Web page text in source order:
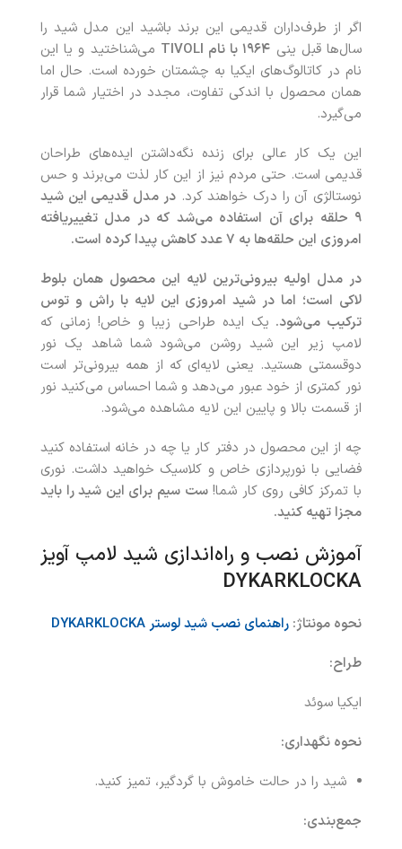
اگر از طرف‌داران قدیمی این برند باشید این مدل شید را
سال‌ها قبل ینی ۱۹۶۴با نام TIVOLI می‌شناختید و یا این
نام در کاتالوگ‌های ایکیا به چشمتان خورده است. حال اما
همان محصول با اندکی تفاوت، مجدد در اختیار شما قرار
می‌گیرد.
این یک کار عالی برای زنده نگه‌داشتن ایده‌های طراحان
قدیمی است. حتی مردم نیز از این کار لذت می‌برند و حس
نوستالژی آن را درک خواهند کرد.در مدل قدیمی این شید
۹ حلقه برای آن استفاده می‌شد که در مدل تغییریافته
امروزی این حلقه‌ها به ۷عدد کاهش پیدا کرده است.
در مدل اولیه بیرونی‌ترین لایه این محصول همان بلوط
لاکی است؛ اما در شید امروزی این لایه با راش و توس
ترکیب می‌شود. یک ایده طراحی زیبا و خاص! زمانی که
لامپ زیر این شید روشن می‌شود شما شاهد یک نور
دوقسمتی هستید. یعنی لایه‌ای که از همه بیرونی‌تر است
نور کمتری از خود عبور می‌دهد و شما احساس می‌کنید نور
از قسمت بالا و پایین این لایه مشاهده می‌شود.
چه از این محصول در دفتر کار یا چه در خانه استفاده کنید
فضایی با نورپردازی خاص و کلاسیک خواهید داشت. نوری
با تمرکز کافی روی کار شما!ست سیم برای این شید را باید
مجزا تهیه کنید.
آموزش نصب و راه‌اندازی شید لامپ آویز
DYKARKLOCKA
نحوه مونتاژ: راهنمای نصب شید لوستر DYKARKLOCKA
طراح:
ایکیا سوئد
نحوه نگهداری:
شید را در حالت خاموش با گردگیر، تمیز کنید.
جمع‌بندی: